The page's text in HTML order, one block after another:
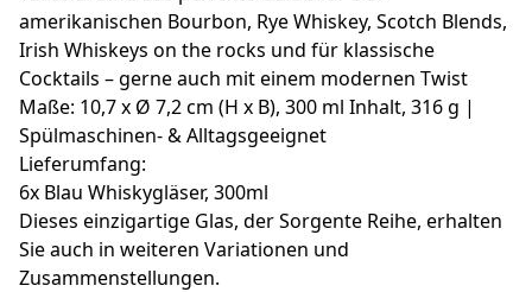
amerikanischen Bourbon, Rye Whiskey, Scotch Blends,
Irish Whiskeys on the rocks und für klassische
Cocktails – gerne auch mit einem modernen Twist
Maße: 10,7 x Ø 7,2 cm (H x B), 300 ml Inhalt, 316 g |
Spülmaschinen- & Alltagsgeeignet
Lieferumfang:
6x Blau Whiskygläser, 300ml
Dieses einzigartige Glas, der Sorgente Reihe, erhalten
Sie auch in weiteren Variationen und
Zusammenstellungen.